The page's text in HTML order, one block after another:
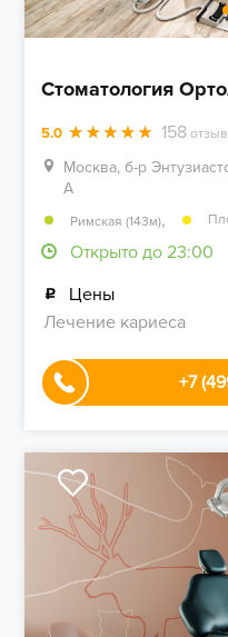
Стоматология
5.0 158
Москва, б-р
А
Римская (143м),
Открыто до 23:00
Цены
Лечение кариеса
+7